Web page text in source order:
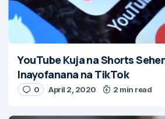
YouTube Kuja na Shorts
Inayofanana na TikTok
0 April 2, 2020 2 min read